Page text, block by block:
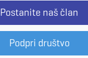
Postanite naš član
Podpri društvo